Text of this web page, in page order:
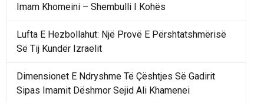
Imam Khomeini – Shembulli I Kohës
Lufta E Hezbollahut: Një Provë E Përshtatshmërisë
Së Tij Kundër Izraelit
Dimensionet E Ndryshme Të Çështjes Së Gadirit
Sipas Imamit Dëshmor Sejid Ali Khamenei